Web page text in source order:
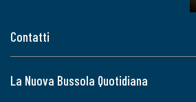
Contatti
La Nuova Bussola Quotidiana